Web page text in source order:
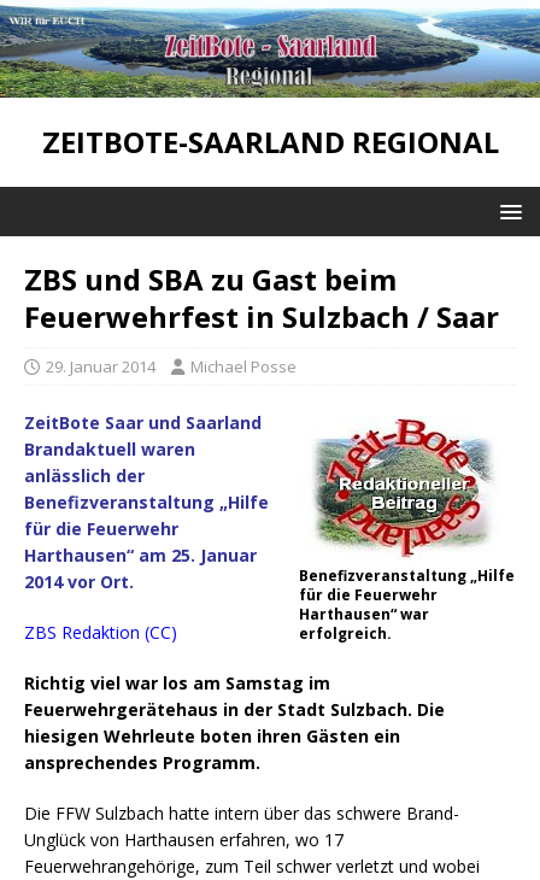
ZEITBOTE-SAARLAND REGIONAL
ZBS und SBA zu Gast beim
Feuerwehrfest in Sulzbach / Saar
29. Januar 2014 Michael Posse
Benefizveranstaltung „Hilfe
für die Feuerwehr
Harthausen“ war
erfolgreich.
ZeitBote Saar und Saarland
Brandaktuell waren
anlässlich der
Benefizveranstaltung „Hilfe
für die Feuerwehr
Harthausen“ am 25. Januar
2014 vor Ort.
ZBS Redaktion (CC)
Richtig viel war los am Samstag im
Feuerwehrgerätehaus in der Stadt Sulzbach. Die
hiesigen Wehrleute boten ihren Gästen ein
ansprechendes Programm.
Die FFW Sulzbach hatte intern über das schwere Brand-
Unglück von Harthausen erfahren, wo 17
Feuerwehrangehörige, zum Teil schwer verletzt und wobei